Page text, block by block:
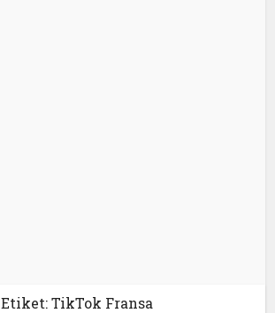
Etiket: TikTok Fransa